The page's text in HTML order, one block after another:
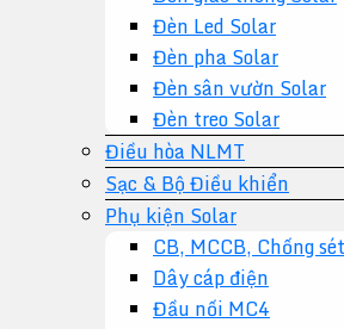
Đèn Led Solar
Đèn pha Solar
Đèn sân vườn Solar
Đèn treo Solar
Điều hòa NLMT
Sạc & Bộ Điều khiển
Phụ kiện Solar
CB, MCCB, Chống sét
Dây cáp điện
Đầu nối MC4